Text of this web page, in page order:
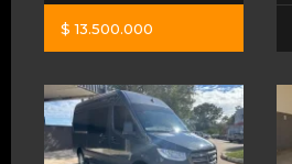
$ 13.500.000